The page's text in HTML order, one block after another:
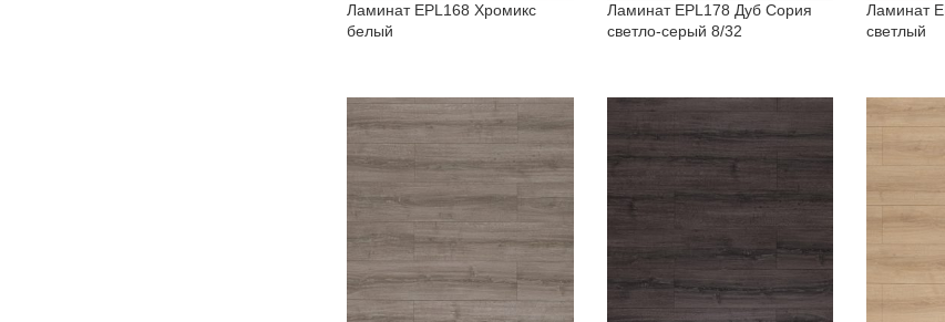
Ламинат EPL168 Хромикс
белый
Ламинат EPL178 Дуб Сория
светло-серый 8/32
Ламинат
светлый